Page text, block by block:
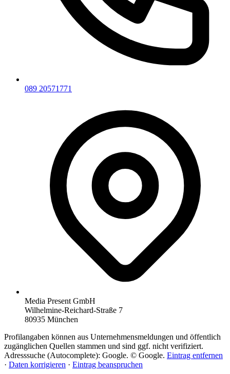
089 20571771
Media Present GmbH
Wilhelmine-Reichard-Straße 7
80935 München
Profilangaben können aus Unternehmensmeldungen und öffentlich
zugänglichen Quellen stammen und sind ggf. nicht verifiziert.
Adresssuche (Autocomplete): Google. © Google. Eintrag entfernen
· Daten korrigieren · Eintrag beanspruchen